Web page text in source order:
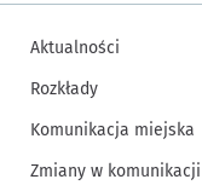
Aktualności
Rozkłady
Komunikacja miejska
Zmiany w komunikacji